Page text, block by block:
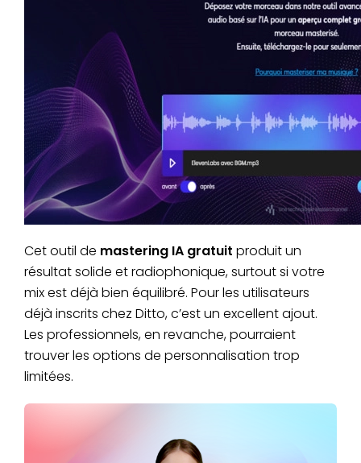
Cet outil de mastering IA gratuit produit un
résultat solide et radiophonique, surtout si votre
mix est déjà bien équilibré. Pour les utilisateurs
déjà inscrits chez Ditto, c’est un excellent ajout.
Les professionnels, en revanche, pourraient
trouver les options de personnalisation trop
limitées.